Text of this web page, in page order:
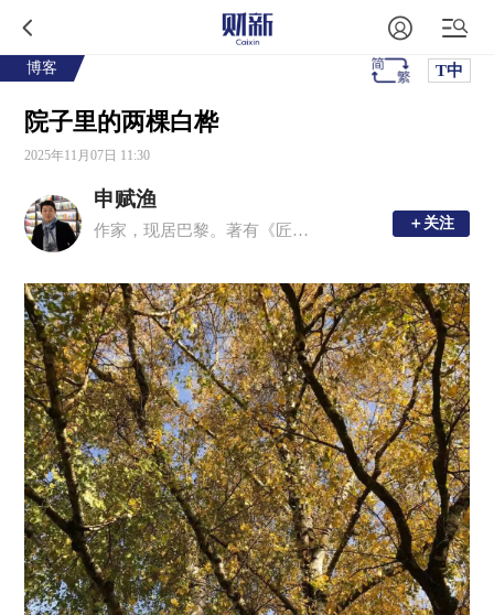
博客 T中
院子里的两棵白桦
2025年11月07日 11:30
申赋渔
作家，现居巴黎。著有《匠人》《半夏河》《一个一个人》《诸神的踪迹》《君子的春秋》等十余部作品。 ＋关注
＋关注